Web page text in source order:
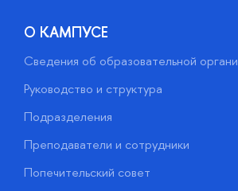
О КАМПУСЕ
Сведения об образовательной
Руководство и структура
Подразделения
Преподаватели и сотрудники
Попечительский совет